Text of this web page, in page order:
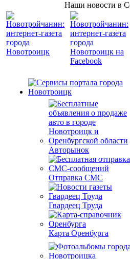
Наши новости в
Авторынок
Отправка СМС
Гвардеец Труда
Карта Оренбурга